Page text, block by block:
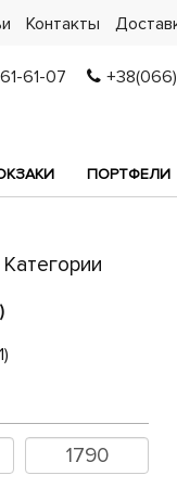
Контакты
61-07
ПОРТФЕЛИ